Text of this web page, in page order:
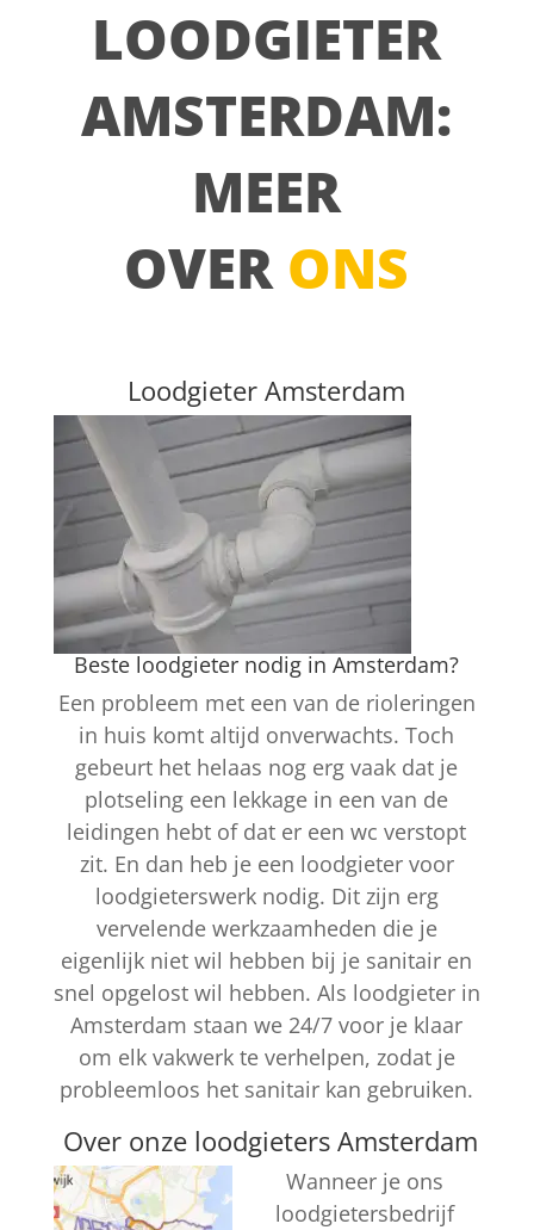
LOODGIETER
AMSTERDAM:
MEER
OVER ONS
Loodgieter Amsterdam
Beste loodgieter nodig in Amsterdam?
Een probleem met een van de rioleringen
in huis komt altijd onverwachts. Toch
gebeurt het helaas nog erg vaak dat je
plotseling een lekkage in een van de
leidingen hebt of dat er een wc verstopt
zit. En dan heb je een loodgieter voor
loodgieterswerk nodig. Dit zijn erg
vervelende werkzaamheden die je
eigenlijk niet wil hebben bij je sanitair en
snel opgelost wil hebben. Als loodgieter in
Amsterdam staan we 24/7 voor je klaar
om elk vakwerk te verhelpen, zodat je
probleemloos het sanitair kan gebruiken.
Over onze loodgieters Amsterdam
Wanneer je ons
loodgietersbedrijf